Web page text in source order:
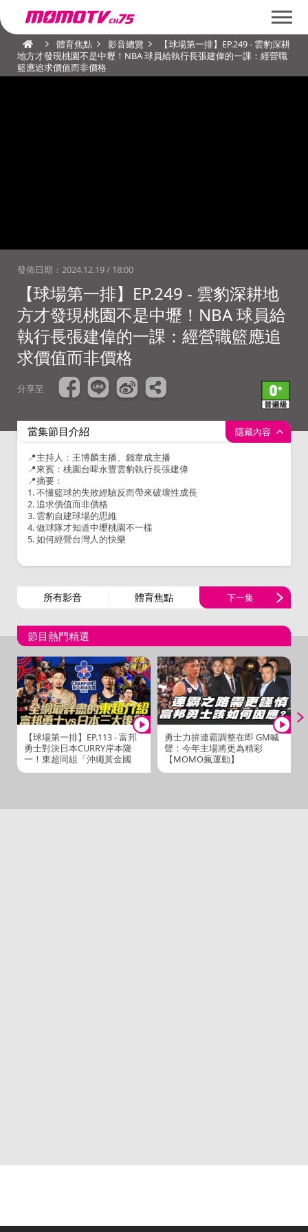
體育焦點 影音總覽
【球場第一排】EP.249 - 雲豹深耕
地方才發現桃園不是中壢！NBA 球員給執行長張建偉的一課：經營職
籃應追求價值而非價格
發佈日期： 2024.12.19 / 18:00
【球場第一排】EP.249 - 雲豹深耕地
方才發現桃園不是中壢！NBA 球員給
執行長張建偉的一課：經營職籃應追
求價值而非價格
分享至
當集節目介紹 隱藏內容
📍主持人：王博麟主播、錢韋成主播
📍來賓：桃園台啤永豐雲豹執行長張建偉
📍摘要：
1. 不懂籃球的失敗經驗反而帶來破壞性成長
2. 追求價值而非價格
3. 雲豹自建球場的思維
4. 做球隊才知道中壢桃園不一樣
5. 如何經營台灣人的快樂
所有影音 體育焦點 下一集
節目熱門精選
【球場第一排】EP.113 - 富邦
勇士對決日本CURRY岸本隆
一！東超同組「沖繩黃金國
王」與「韓國安養KGC」是什
勇士力拚連霸調整在即 GM喊
聲：今年主場將更為精彩
【MOMO瘋運動】